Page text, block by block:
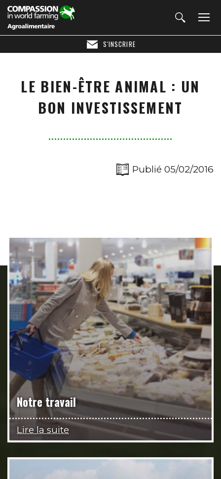
S'INSCRIRE
LE BIEN-ÊTRE ANIMAL : UN
BON INVESTISSEMENT
Publié 05/02/2016
Notre travail
Lire la suite